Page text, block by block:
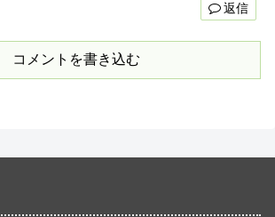
返信
コメントを書き込む